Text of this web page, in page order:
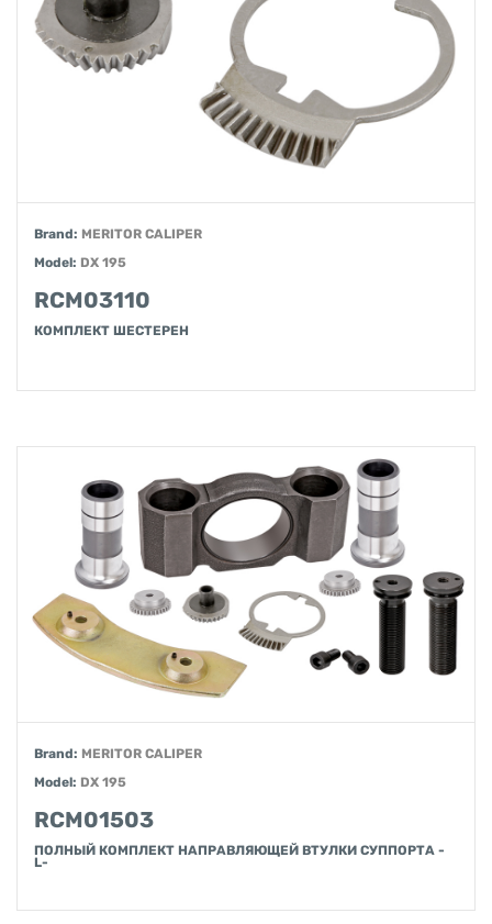
Brand: MERITOR CALIPER
Model: DX 195
RCM03110
КОМПЛЕКТ ШЕСТЕРЕН
Brand: MERITOR CALIPER
Model: DX 195
RCM01503
ПОЛНЫЙ КОМПЛЕКТ НАПРАВЛЯЮЩЕЙ ВТУЛКИ СУППОРТА -
L-